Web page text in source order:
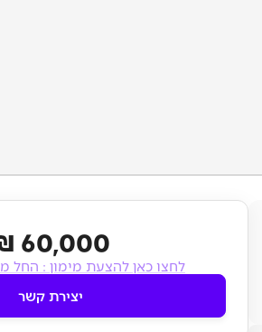
60,000 ₪
לחצו כאן להצעת מימון : החל מ 630 ₪ לחודש
יצירת קשר